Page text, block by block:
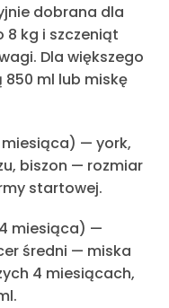
dobrana dla
8 kg i szczeniąt
Dla większego
ml lub miskę
miesiąca) — york,
biszon — rozmiar
startowej.
miesiąca) —
średni — miska
4 miesiącach,